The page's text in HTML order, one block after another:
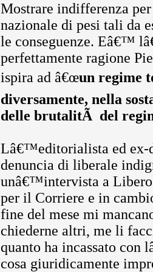
Mostrare indifferenza
nazionale di pesi tali da
le conseguenze. Eâ€™
perfettamente ragione
ispira ad â€œun regime
diversamente, nella
delle brutalitÃ del
Lâ€™editorialista ed ex-
denuncia di liberale
unâ€™intervista a
per il Corriere e in
fine del mese mi
chiederne altri, me li
quanto ha incassato con
cosa giuridicamente